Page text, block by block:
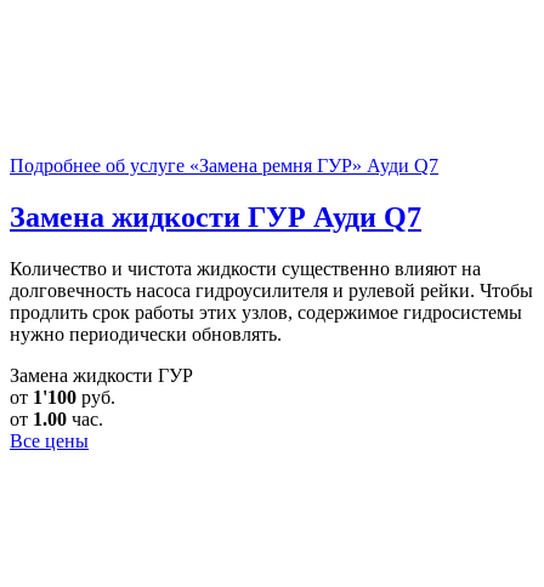
Подробнее об услуге «Замена ремня ГУР» Ауди Q7
Замена жидкости ГУР Ауди Q7
Количество и чистота жидкости существенно влияют на
долговечность насоса гидроусилителя и рулевой рейки. Чтобы
продлить срок работы этих узлов, содержимое гидросистемы
нужно периодически обновлять.
Замена жидкости ГУР
от 1'100 руб.
от 1.00 час.
Все цены